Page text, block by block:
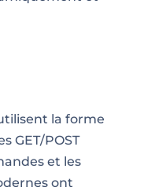
la forme
GET/POST
et les
ont